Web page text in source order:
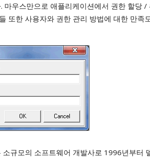
마우스만으로 애플리케이션에서 권한 할당
또한 사용자와 권한 관리 방법에 대한 만족
소규모의 소프트웨어 개발사로 1996년부터